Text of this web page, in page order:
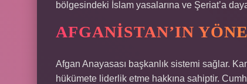
bölgesindeki İslam yasalarına ve Şeriat’a
AFGANISTAN’IN
Afgan Anayasası başkanlık sistemi sağlar.
hükümete liderlik etme hakkına sahiptir.